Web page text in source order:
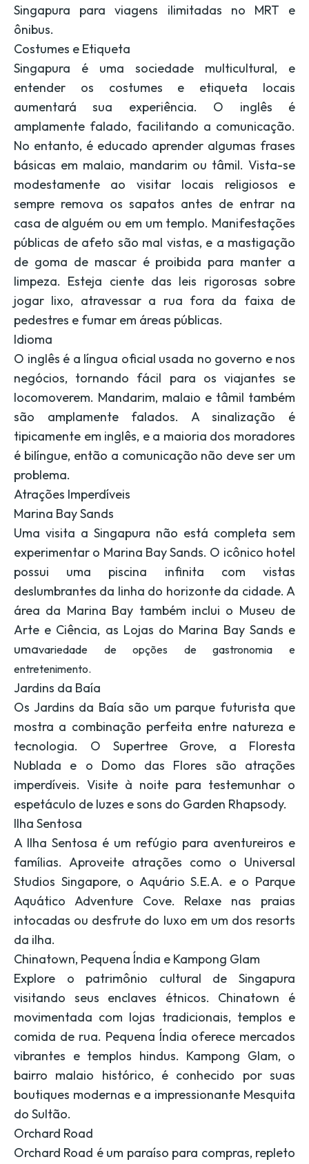
Singapura para viagens ilimitadas no MRT e
ônibus.
Costumes e Etiqueta
Singapura é uma sociedade multicultural, e
entender os costumes e etiqueta locais
aumentará sua experiência. O inglês é
amplamente falado, facilitando a comunicação.
No entanto, é educado aprender algumas frases
básicas em malaio, mandarim ou tâmil. Vista-se
modestamente ao visitar locais religiosos e
sempre remova os sapatos antes de entrar na
casa de alguém ou em um templo. Manifestações
públicas de afeto são mal vistas, e a mastigação
de goma de mascar é proibida para manter a
limpeza. Esteja ciente das leis rigorosas sobre
jogar lixo, atravessar a rua fora da faixa de
pedestres e fumar em áreas públicas.
Idioma
O inglês é a língua oficial usada no governo e nos
negócios, tornando fácil para os viajantes se
locomoverem. Mandarim, malaio e tâmil também
são amplamente falados. A sinalização é
tipicamente em inglês, e a maioria dos moradores
é bilíngue, então a comunicação não deve ser um
problema.
Atrações Imperdíveis
Marina Bay Sands
Uma visita a Singapura não está completa sem
experimentar o Marina Bay Sands. O icônico hotel
possui uma piscina infinita com vistas
deslumbrantes da linha do horizonte da cidade. A
área da Marina Bay também inclui o Museu de
Arte e Ciência, as Lojas do Marina Bay Sands e
umavariedade de opções de gastronomia e
entretenimento.
Jardins da Baía
Os Jardins da Baía são um parque futurista que
mostra a combinação perfeita entre natureza e
tecnologia. O Supertree Grove, a Floresta
Nublada e o Domo das Flores são atrações
imperdíveis. Visite à noite para testemunhar o
espetáculo de luzes e sons do Garden Rhapsody.
Ilha Sentosa
A Ilha Sentosa é um refúgio para aventureiros e
famílias. Aproveite atrações como o Universal
Studios Singapore, o Aquário S.E.A. e o Parque
Aquático Adventure Cove. Relaxe nas praias
intocadas ou desfrute do luxo em um dos resorts
da ilha.
Chinatown, Pequena Índia e Kampong Glam
Explore o patrimônio cultural de Singapura
visitando seus enclaves étnicos. Chinatown é
movimentada com lojas tradicionais, templos e
comida de rua. Pequena Índia oferece mercados
vibrantes e templos hindus. Kampong Glam, o
bairro malaio histórico, é conhecido por suas
boutiques modernas e a impressionante Mesquita
do Sultão.
Orchard Road
Orchard Road é um paraíso para compras, repleto